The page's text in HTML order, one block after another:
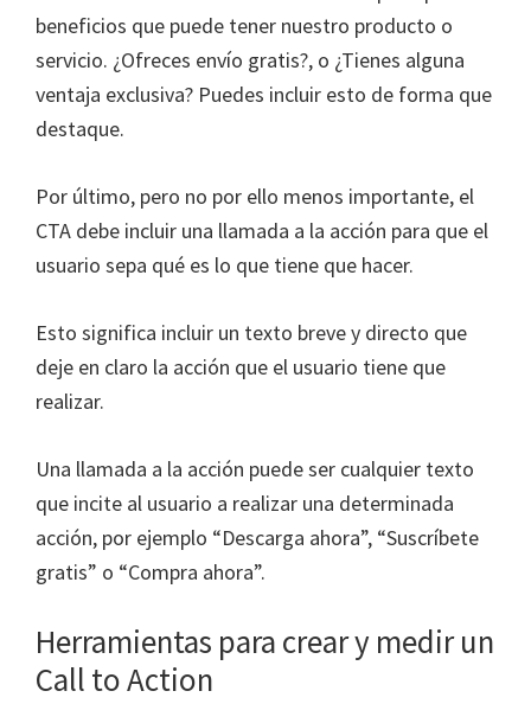
beneficios que puede tener nuestro producto o
servicio. ¿Ofreces envío gratis?, o ¿Tienes alguna
ventaja exclusiva? Puedes incluir esto de forma que
destaque.
Por último, pero no por ello menos importante, el
CTA debe incluir una llamada a la acción para que el
usuario sepa qué es lo que tiene que hacer.
Esto significa incluir un texto breve y directo que
deje en claro la acción que el usuario tiene que
realizar.
Una llamada a la acción puede ser cualquier texto
que incite al usuario a realizar una determinada
acción, por ejemplo “Descarga ahora”, “Suscríbete
gratis” o “Compra ahora”.
Herramientas para crear y medir un
Call to Action